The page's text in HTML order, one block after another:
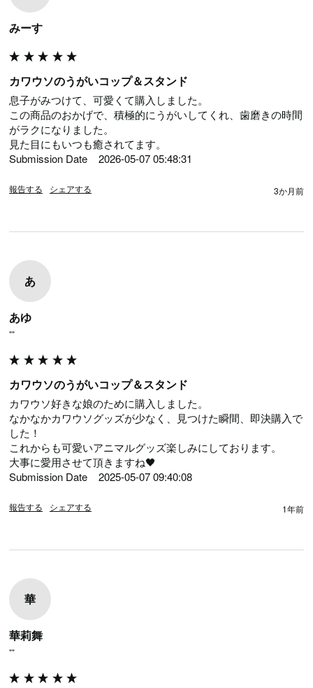
みーす
カワウソのうがいコップ＆スタンド
息子がみつけて、可愛くて購入しました。
この商品のおかげで、積極的にうがいしてくれ、歯磨きの時間
がラクになりました。
見た目にもいつも癒されてます。
Submission Date	2026-05-07 05:48:31
報告する シェアする 3か月前
あ
あゆ
""
カワウソのうがいコップ＆スタンド
カワウソ好きな娘のために購入しました。
なかなかカワウソグッズが少なく、見つけた瞬間、即決購入で
した！
これからも可愛いアニマルグッズ楽しみにしております。
大事に愛用させて頂きますね🖤
Submission Date	2025-05-07 09:40:08
報告する シェアする 1年前
華
華莉舞
""